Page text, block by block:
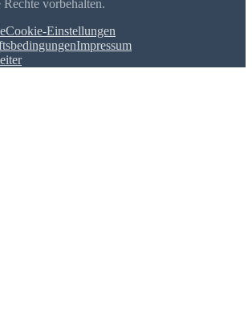
vorbehalten.
Cookie-Einstellungen
Impressum